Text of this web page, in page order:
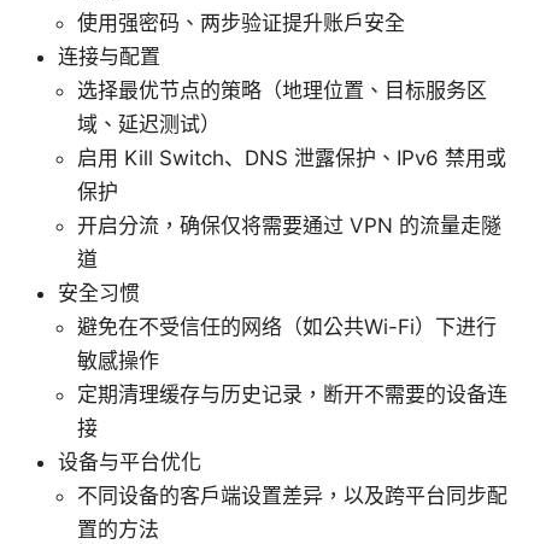
使用强密码、两步验证提升账户安全
连接与配置
选择最优节点的策略（地理位置、目标服务区
域、延迟测试）
启用 Kill Switch、DNS 泄露保护、IPv6 禁用或
保护
开启分流，确保仅将需要通过 VPN 的流量走隧
道
安全习惯
避免在不受信任的网络（如公共Wi-Fi）下进行
敏感操作
定期清理缓存与历史记录，断开不需要的设备连
接
设备与平台优化
不同设备的客户端设置差异，以及跨平台同步配
置的方法